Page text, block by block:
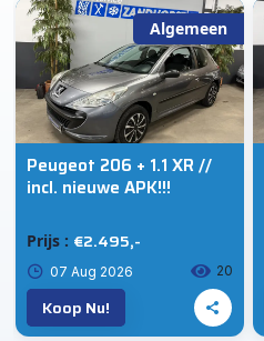
Algemeen
Peugeot 206 + 1.1 XR //
incl. nieuwe APK!!!
Prijs : €2.495,-
07 Aug 2026 20
Koop Nu!